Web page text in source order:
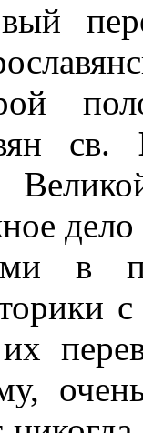
св.
в
их